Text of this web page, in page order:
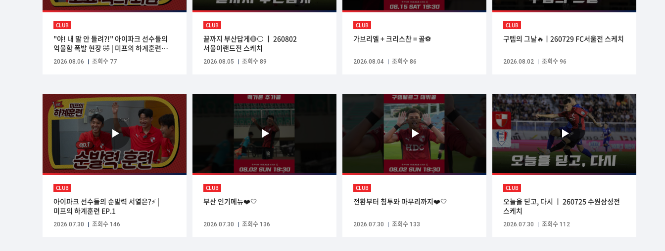
CLUB
"야! 내 말 안 들려?!" 아이파크 선수들의
억울함 폭발 현장 🤣 | 미프의 하계훈련
EP.2
2026.08.06 조회수 77
CLUB
끝까지 부산답게🔴⚪ ㅣ 260802
서울이랜드전 스케치
2026.08.05 조회수 89
CLUB
가브리엘 + 크리스찬 = 골⚽
2026.08.04 조회수 86
CLUB
구템의 그날🔥ㅣ260729 FC서울전 스케치
2026.08.02 조회수 96
CLUB
아이파크 선수들의 순발력 서열은?⚡ |
미프의 하계훈련 EP.1
2026.07.30 조회수 146
CLUB
부산 인기메뉴❤️🤍
2026.07.30 조회수 136
CLUB
전환부터 침투와 마무리까지❤️🤍
2026.07.30 조회수 133
CLUB
오늘을 딛고, 다시 ㅣ 260725 수원삼성전
스케치
2026.07.30 조회수 112